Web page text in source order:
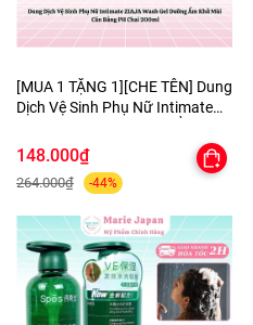
[MUA 1 TẶNG 1][CHE TÊN] Dung
Dịch Vệ Sinh Phụ Nữ Intimate
KhửMùi CânBằng PH Chai
200ml-TẶNG 1MASK
148.000₫
264.000₫ -44%